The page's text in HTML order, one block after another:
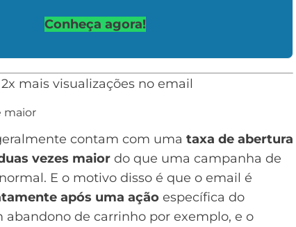
Conheça agora!
maior
contam com uma taxa de abertura
vezes maior do que uma campanha de
normal. E o motivo disso é que o email é
após uma ação específica do
abandono de carrinho por exemplo, e o